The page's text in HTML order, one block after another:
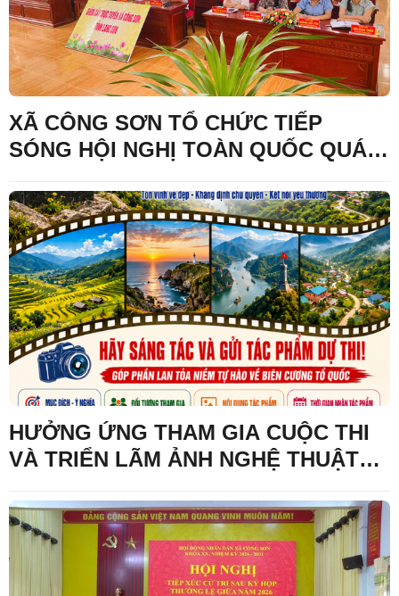
XÃ CÔNG SƠN TỔ CHỨC TIẾP
SÓNG HỘI NGHỊ TOÀN QUỐC QUÁN
QUYẾT HỘI NGHỊ LẦN THỨ BA BAN
CHẤP HÀNH TRUNG ƯƠNG ĐẢNG
KHÓA XIV
HƯỞNG ỨNG THAM GIA CUỘC THI
VÀ TRIỂN LÃM ẢNH NGHỆ THUẬT
BIÊN CƯƠNG” LẦN THỨ IV - NĂM
2026